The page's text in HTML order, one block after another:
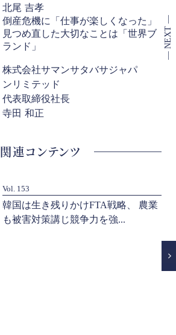
北尾 吉孝
倒産危機に「仕事が楽しくなった」
見つめ直した大切なことは「世界ブ
ランド」
株式会社サマンサタバサジャパ
ンリミテッド
代表取締役社長
寺田 和正
関連コンテンツ
Vol. 153
韓国は生き残りかけFTA戦略、 農業
も被害対策講じ競争力を強...